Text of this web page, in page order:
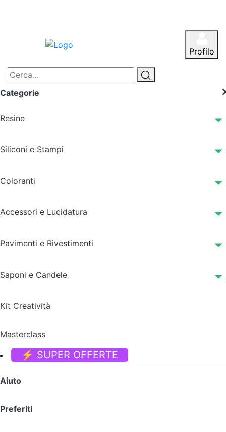
Profilo
Categorie
Resine
Siliconi e Stampi
Coloranti
Accessori e Lucidatura
Pavimenti e Rivestimenti
Saponi e Candele
Kit Creatività
Masterclass
⚡ SUPER OFFERTE
Aiuto
Preferiti